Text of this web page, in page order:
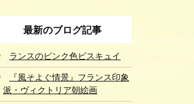
最新のブログ記事
ランスのピンク色ビスキュイ
『風そよぐ情景』フランス印象
派・ヴィクトリア朝絵画